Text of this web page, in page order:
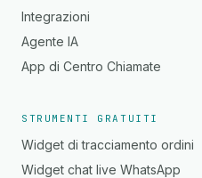
Integrazioni
Agente IA
App di Centro Chiamate
STRUMENTI GRATUITI
Widget di tracciamento ordini
Widget chat live WhatsApp